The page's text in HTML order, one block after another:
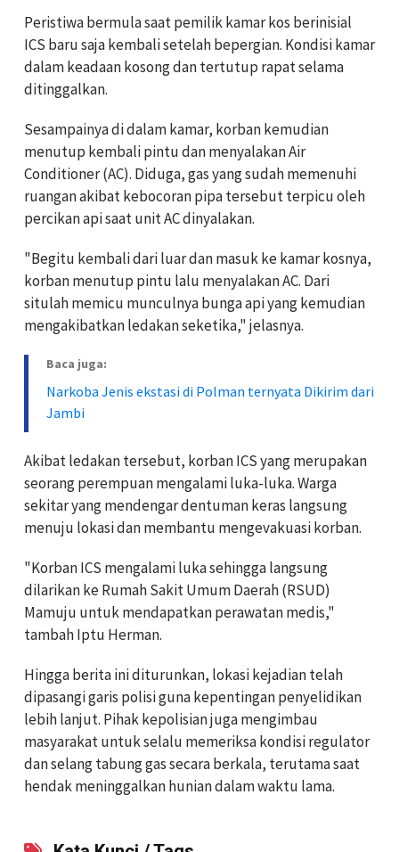
Peristiwa bermula saat pemilik kamar kos berinisial
ICS baru saja kembali setelah bepergian. Kondisi kamar
dalam keadaan kosong dan tertutup rapat selama
ditinggalkan.
Sesampainya di dalam kamar, korban kemudian
menutup kembali pintu dan menyalakan Air
Conditioner (AC). Diduga, gas yang sudah memenuhi
ruangan akibat kebocoran pipa tersebut terpicu oleh
percikan api saat unit AC dinyalakan.
"Begitu kembali dari luar dan masuk ke kamar kosnya,
korban menutup pintu lalu menyalakan AC. Dari
situlah memicu munculnya bunga api yang kemudian
mengakibatkan ledakan seketika," jelasnya.
Baca juga:
Narkoba Jenis ekstasi di Polman ternyata Dikirim dari
Jambi
Akibat ledakan tersebut, korban ICS yang merupakan
seorang perempuan mengalami luka-luka. Warga
sekitar yang mendengar dentuman keras langsung
menuju lokasi dan membantu mengevakuasi korban.
"Korban ICS mengalami luka sehingga langsung
dilarikan ke Rumah Sakit Umum Daerah (RSUD)
Mamuju untuk mendapatkan perawatan medis,"
tambah Iptu Herman.
Hingga berita ini diturunkan, lokasi kejadian telah
dipasangi garis polisi guna kepentingan penyelidikan
lebih lanjut. Pihak kepolisian juga mengimbau
masyarakat untuk selalu memeriksa kondisi regulator
dan selang tabung gas secara berkala, terutama saat
hendak meninggalkan hunian dalam waktu lama.